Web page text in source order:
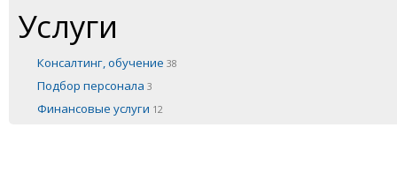
Услуги
Консалтинг, обучение 38
Подбор персонала 3
Финансовые услуги 12